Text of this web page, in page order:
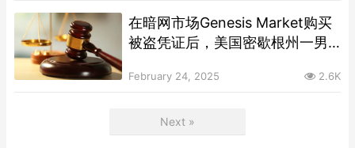
在暗网市场Genesis Market购买
被盗凭证后，美国密歇根州一男
February 24, 2025 2.6K
Next »